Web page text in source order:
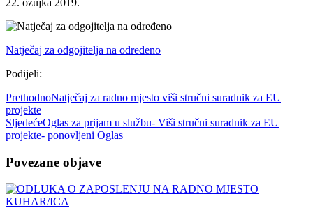
Natječaj za odgojitelja na određeno
Podijeli:
PrethodnoNatječaj za radno mjesto viši stručni suradnik za EU
projekte
SljedećeOglas za prijam u službu- Viši stručni suradnik za EU
projekte- ponovljeni Oglas
Povezane objave